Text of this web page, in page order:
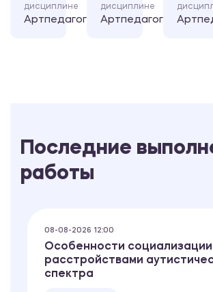
дисциплине
Артпедагогика
дисциплине
Артпедагогика
Последние
работы
08-08-2026 12:00
Особенности
расстройствами
спектра